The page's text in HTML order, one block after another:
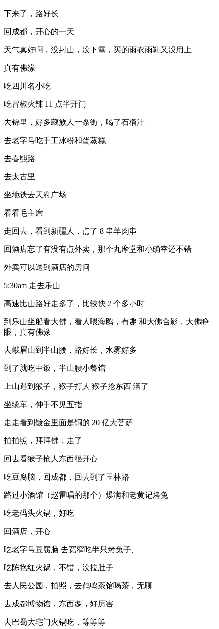
下来了，路好长
回成都，开心的一天
天气真好啊，没封山，没下雪，买的雨衣雨鞋又没用上
真有佛缘
吃四川名小吃
吃冒椒火辣 11 点半开门
去锦里，好多藏族人一条街，喝了石榴汁
去老字号吃手工冰粉和蛋蒸糕
去春熙路
去太古里
坐地铁去天府广场
看看毛主席
走回去，看到新疆人，点了 8 串羊肉串
回酒店忘了有没有点外卖，那个丸摩堂和小确幸还不错
外卖可以送到酒店的房间
5:30am 走去乐山
高速比山路好走多了，比较快 2 个多小时
到乐山坐船看大佛，看人喂海鸥，有趣 和大佛合影，大佛睁
眼，真有佛缘
去峨眉山到半山腰，路好长，水雾好多
到了就吃中饭，半山腰小餐馆
上山遇到猴子，猴子打人 猴子抢东西 溜了
坐缆车，伸手不见五指
走走看到镀金里面是铜的 20 亿大菩萨
拍拍照，拜拜佛，走了
回去看猴子抢人东西很开心
吃豆腐脑，回成都，回去到了玉林路
路过小酒馆（赵雷唱的那个）爆满和老黄记烤兔
吃老码头火锅，好吃
回酒店，开心
吃老字号豆腐脑 去宽窄吃半只烤兔子、
吃陈艳红火锅，不错，没拉肚子
去人民公园，拍照，去鹤鸣茶馆喝茶，无聊
去成都博物馆，东西多，好厉害
去巴蜀大宅门火锅吃，等等等